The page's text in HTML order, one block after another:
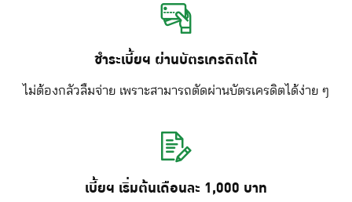
ชำระเบี้ยฯ ผ่านบัตรเครดิตได้
ไม่ต้องกลัวลืมจ่าย เพราะสามารถตัดผ่านบัตรเครดิตได้ง่าย ๆ
เบี้ยฯ เริ่มต้นเดือนละ 1,000 บาท